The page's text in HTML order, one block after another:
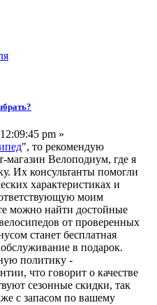
pm »
", то рекомендую
магазин Велоподиум, где я
Их консультанты помогли
характеристиках и
моим
можно найти достойные
от проверенных
станет бесплатная
в подарок.
политику -
что говорит о качестве
сезонные скидки, так
с запасом по вашему